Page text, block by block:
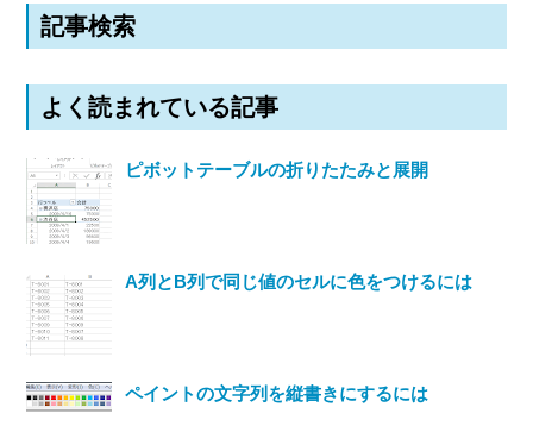
記事検索
よく読まれている記事
ピボットテーブルの折りたたみと展開
A列とB列で同じ値のセルに色をつけるには
ペイントの文字列を縦書きにするには